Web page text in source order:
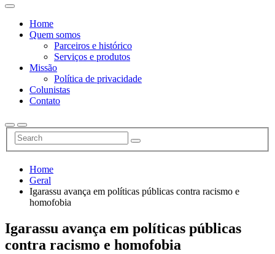
Home
Quem somos
Parceiros e histórico
Serviços e produtos
Missão
Política de privacidade
Colunistas
Contato
Home
Geral
Igarassu avança em políticas públicas contra racismo e
homofobia
Igarassu avança em políticas públicas
contra racismo e homofobia